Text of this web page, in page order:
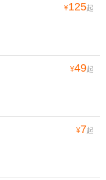
¥125起
¥49起
¥7起